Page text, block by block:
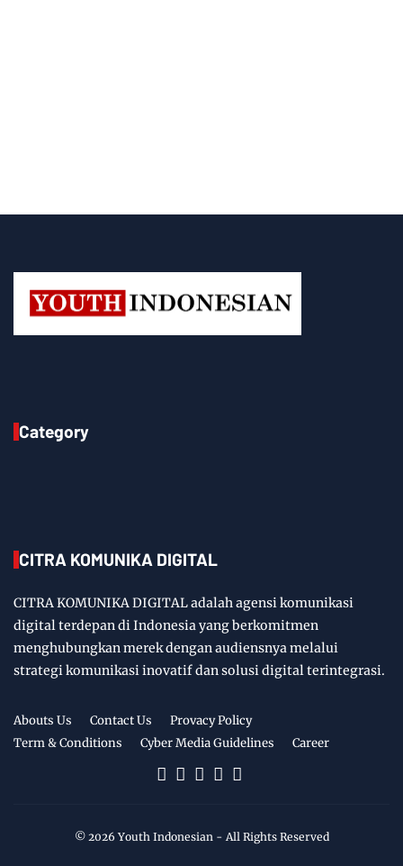
Category
CITRA KOMUNIKA DIGITAL
CITRA KOMUNIKA DIGITAL adalah agensi komunikasi
digital terdepan di Indonesia yang berkomitmen
menghubungkan merek dengan audiensnya melalui
strategi komunikasi inovatif dan solusi digital terintegrasi.
Abouts Us Contact Us
Provacy Policy
Term & Conditions
Cyber Media Guidelines Career
© 2026 Youth Indonesian- All Rights Reserved